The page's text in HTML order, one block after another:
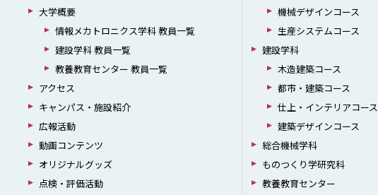
大学概要
情報メカトロニクス学科 教員一覧
建設学科 教員一覧
教養教育センター 教員一覧
アクセス
キャンパス・施設紹介
広報活動
動画コンテンツ
オリジナルグッズ
点検・評価活動
機械デザインコース
生産システムコース
建設学科
木造建築コース
都市・建築コース
仕上・インテリアコース
建築デザインコース
総合機械学科
ものつくり学研究科
教養教育センター